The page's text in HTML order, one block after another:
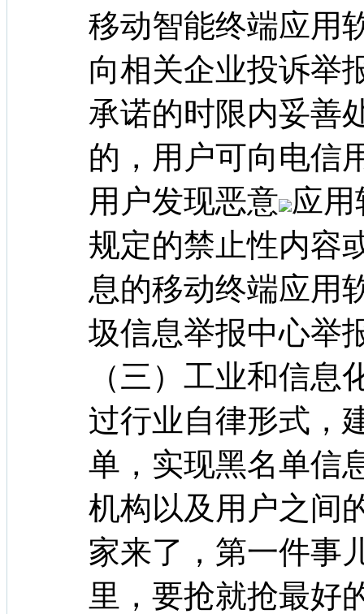
移动智能终端应用
向相关企业投诉举
承诺的时限内妥善
的，用户可向电信
用户发现恶意 应
规定的禁止性内容
息的移动终端应用
圾信息举报中心举
（三）工业和信
过行业自律形式，
单，实现黑名单信
机构以及用户之
家来了，第一件事
里，要抢就抢最好